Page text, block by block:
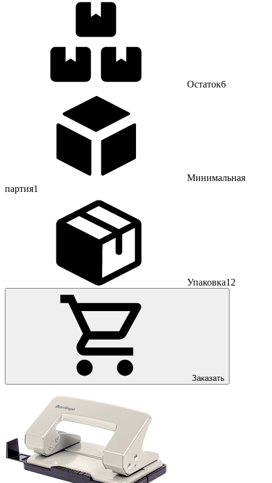
Остаток6
Минимальная
партия1
Упаковка12
Заказать